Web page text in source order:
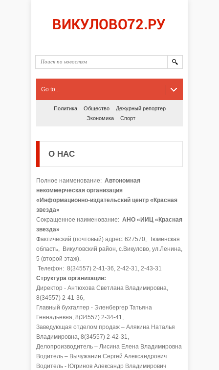
Go to...
Политика Общество
Дежурный репортер
Экономика
Спорт
О НАС
Полное наименование: Автономная
некоммерческая организация
«Информационно-издательский центр «Красная
звезда»
Сокращенное наименование: АНО «ИИЦ «Красная
звезда»
Фактический (почтовый) адрес: 627570, Тюменская
область, Викуловский район, с.Викулово, ул.Ленина,
5 (второй этаж).
Телефон: 8(34557) 2-41-36, 2-42-31, 2-43-31
Структура организации:
Директор - Антюхова Светлана Владимировна,
8(34557) 2-41-36,
Главный бухгалтер - Эленбергер Татьяна
Геннадьевна, 8(34557) 2-34-41,
Заведующая отделом продаж – Алякина Наталья
Владимировна, 8(34557) 2-42-31,
Делопроизводитель – Лисина Елена Владимировна
Водитель – Вычужанин Сергей Александрович
Водитель - Югринов Александр Владимирович